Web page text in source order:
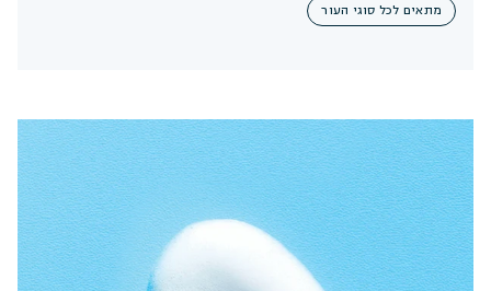
מתאים לכל סוגי העור